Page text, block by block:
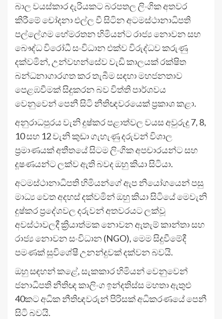
බාල වයස්කාර දැරියකට බරපතල ලිංගික අතවර
කිරීමේ චෝදනා එල්ල වී සිටින අටමස්ථානාධිපති
පල්ලේගම හේමරතන හිමියන්ට රාජ්‍ය නොවන සහ
බෞද්ධ විරෝධී සංවිධාන එක්ව විරුද්ධව කරුණු
දක්වමින්, උන්වහන්සේව වැඩි කාලයක් රක්ෂිත
බන්ධනාගාරගත කර තැබීම සඳහා මහජනතාව
පෙළඹවීමක් සිදුකරන බව විත්ති පාර්ශවය
වෙනුවෙන් පෙනී සිටි නීතිඥවරයෙක් ප්‍රකාශ කළා.
අනුරාධපුරය වැනි දුෂ්කර පළාත්වල වයස අවුරුදු 7, 8,
10 සහ 12 වැනි කුඩා ගැහැණු දරුවන් විශාල
ප්‍රමාණයක් අතීතයේ සිටම ලිංගික අපචාරයන්ට සහ
දූෂණයන්ට ලක්ව ඇති බවද ඔහු කියා සිටියා.
අටමස්ථානාධිපති හිමියන්ගේ ඇප නියෝගයෙන් පසු
මාධ්‍ය වෙත අදහස් දක්වමින් ඔහු කියා සිටියේ මෙවැනි
දුෂ්කර ප්‍රදේශවල දරුවන් අතවරයට ලක්වූ
අවස්ථාවලදී ක්‍රියාත්මක නොවන ඇතැම් කාන්තා සහ
රාජ්‍ය නොවන සංවිධාන (NGO), මෙම සිදුවීමේදී
පමණක් සුවිශේෂී උනන්දුවක් දක්වන බවයි.
ඔහු සඳහන් කළේ, සැකකාර හිමියන් වෙනුවෙන්
ජනාධිපති නීතිඥ කාලිංග ඉන්දතිස්ස මහතා ඇතුළු
40කට අධික නීතිඥවරුන් පිරිසක් අධිකරණයේ පෙනී
සිටි බවයි.